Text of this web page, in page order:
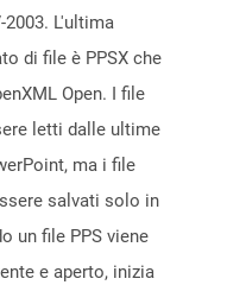
L'ultima
di file è PPSX che
Open. I file
letti dalle ultime
ma i file
salvati solo in
un file PPS viene
e aperto, inizia